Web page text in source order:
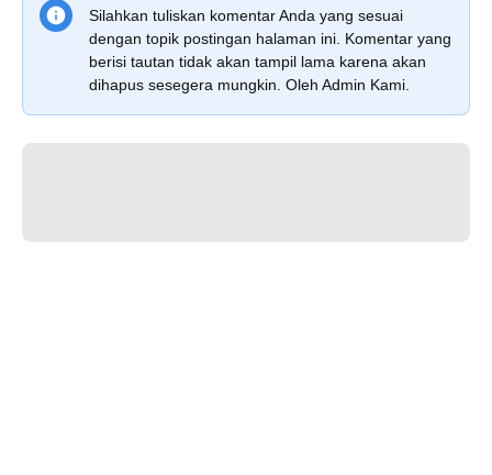
Silahkan tuliskan komentar Anda yang sesuai
dengan topik postingan halaman ini. Komentar yang
berisi tautan tidak akan tampil lama karena akan
dihapus sesegera mungkin. Oleh Admin Kami.